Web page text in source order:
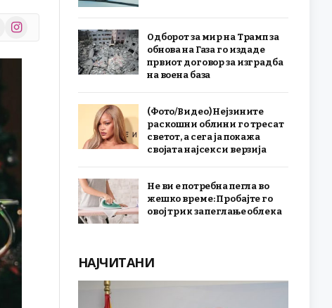
Instagram
Одборот за мир на Трамп за
обнова на Газа го издаде
првиот договор за изградба
на воена база
(Фото/Видео) Нејзините
раскошни облини го тресат
светот, а сега ја покажа
својата најсекси верзија
Не ви е потребна пегла во
жешко време: Пробајте го
овој трик за пеглање облека
НАЈЧИТАНИ